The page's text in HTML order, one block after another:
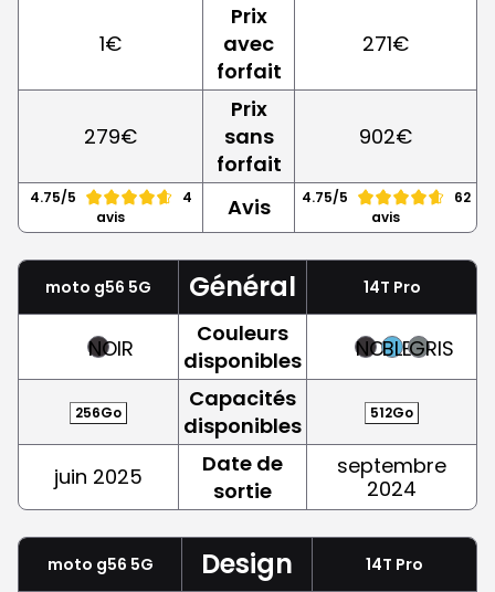
1€
Prix
avec
forfait
271€
279€
Prix
sans
forfait
902€
4.75/5
4
avis
Avis 4.75/5
62
avis
moto g56 5G Général 14T Pro
NOIR
Couleurs
disponibles
NOIRBLEUGRIS
256Go
Capacités
disponibles
512Go
juin 2025
Date de
sortie
septembre
2024
moto g56 5G Design 14T Pro